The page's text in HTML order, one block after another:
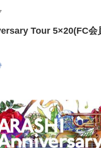
Tour 5×20(FC会